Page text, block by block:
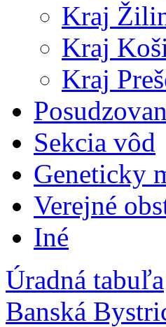
Kraj
Kraj
Kraj
Sekcia vôd
Geneticky
Verejné
Iné
Úradná tabuľa
Banská